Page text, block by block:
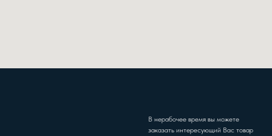
В нерабочее время вы можете
заказать интересующий Вас товар